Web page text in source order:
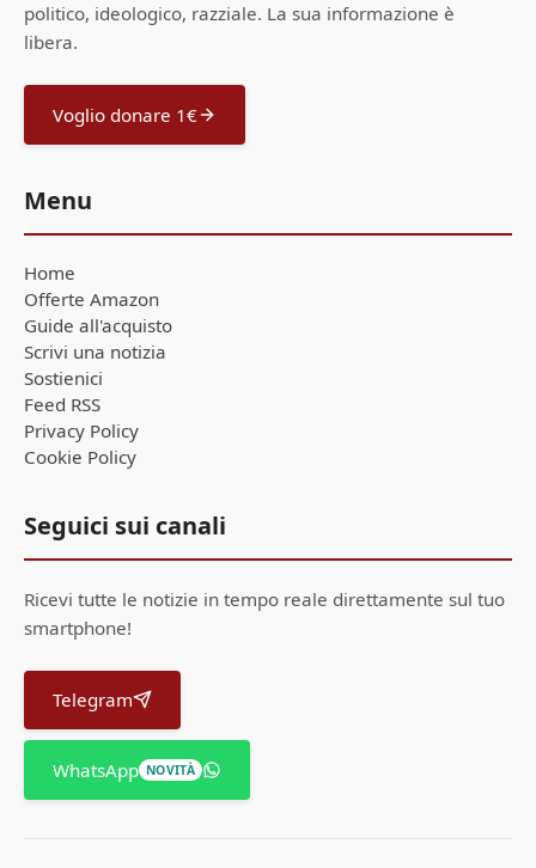
politico, ideologico, razziale. La sua informazione è
libera.
Voglio donare 1€
Menu
Home
Offerte Amazon
Guide all'acquisto
Scrivi una notizia
Sostienici
Feed RSS
Privacy Policy
Cookie Policy
Seguici sui canali
Ricevi tutte le notizie in tempo reale direttamente sul tuo
smartphone!
Telegram
WhatsApp NOVITÀ